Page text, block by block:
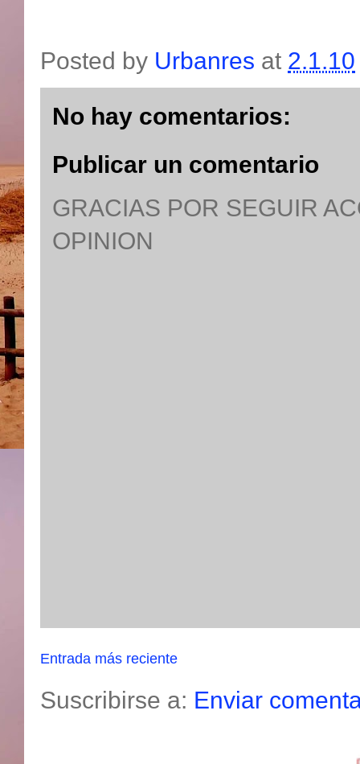
Posted by Urbanres at 2.1.10
No hay comentarios:
Publicar un comentario
GRACIAS POR SEGUIR
OPINION
Entrada más reciente
Suscribirse a: Enviar